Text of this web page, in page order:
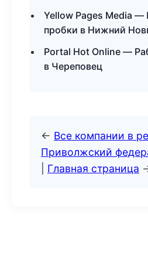
Yellow Pages Media —
пробки в Нижний
Portal Hot Online —
в Череповец
← Все компании в
Приволжский
Главная страница